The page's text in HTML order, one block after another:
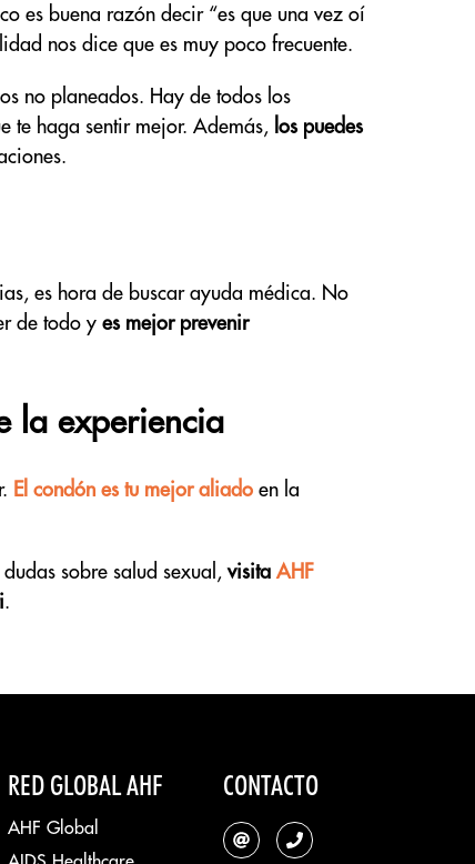
es buena razón decir “es que una vez oí
nos dice que es muy poco frecuente.
no planeados. Hay de todos los
te haga sentir mejor. Además, los puedes
es hora de buscar ayuda médica. No
de todo y es mejor prevenir
la experiencia
El condón es tu mejor aliado en la
dudas sobre salud sexual,visitaAHF
.
RED GLOBAL AHF
AHF Global
CONTACTO